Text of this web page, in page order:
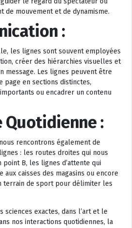
de mouvement et de dynamisme.
:
les lignes sont souvent employées
créer des hiérarchies visuelles et
message. Les lignes peuvent être
page en sections distinctes,
ou encadrer un contenu
Quotidienne :
rencontrons également de
: les routes droites qui nous
point B, les lignes d’attente qui
aux caisses des magasins ou encore
terrain de sport pour délimiter les
sciences exactes, dans l’art et le
nos interactions quotidiennes, la